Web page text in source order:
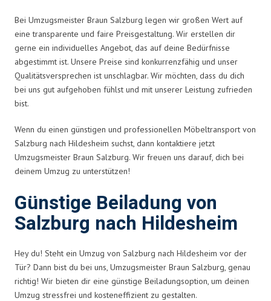
Bei Umzugsmeister Braun Salzburg legen wir großen Wert auf
eine transparente und faire Preisgestaltung. Wir erstellen dir
gerne ein individuelles Angebot, das auf deine Bedürfnisse
abgestimmt ist. Unsere Preise sind konkurrenzfähig und unser
Qualitätsversprechen ist unschlagbar. Wir möchten, dass du dich
bei uns gut aufgehoben fühlst und mit unserer Leistung zufrieden
bist.
Wenn du einen günstigen und professionellen Möbeltransport von
Salzburg nach Hildesheim suchst, dann kontaktiere jetzt
Umzugsmeister Braun Salzburg. Wir freuen uns darauf, dich bei
deinem Umzug zu unterstützen!
Günstige Beiladung von
Salzburg nach Hildesheim
Hey du! Steht ein Umzug von Salzburg nach Hildesheim vor der
Tür? Dann bist du bei uns, Umzugsmeister Braun Salzburg, genau
richtig! Wir bieten dir eine günstige Beiladungsoption, um deinen
Umzug stressfrei und kosteneffizient zu gestalten.